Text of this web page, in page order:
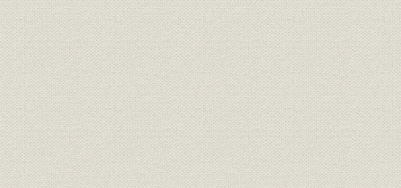
技術
焦土からの出発と高度成長の軌
跡 1946●昭和21年→昭和46年
●1971
昭和36年
(1971年)